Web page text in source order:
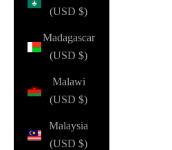
(USD $)
Madagascar
(USD $)
Malawi
(USD $)
Malaysia
(USD $)